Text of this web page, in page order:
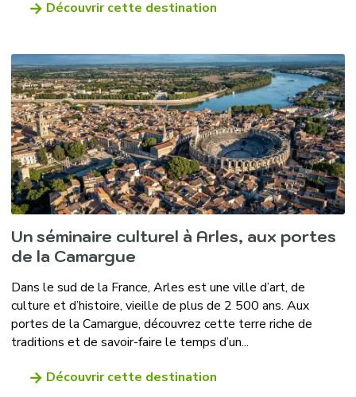
Découvrir cette destination
Un séminaire culturel à Arles, aux portes
de la Camargue
Dans le sud de la France, Arles est une ville d’art, de
culture et d’histoire, vieille de plus de 2 500 ans. Aux
portes de la Camargue, découvrez cette terre riche de
traditions et de savoir-faire le temps d’un...
Découvrir cette destination